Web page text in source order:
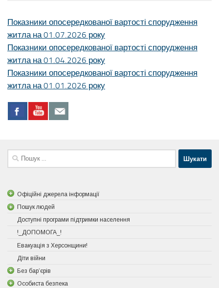
Показники опосередкованої вартості спорудження
житла на 01.07.2026 року
Показники опосередкованої вартості спорудження
житла на 01.04.2026 року
Показники опосередкованої вартості спорудження
житла на 01.01.2026 року
Пошук:
Офіційні джерела інформації
Пошук людей
Доступні програми підтримки населення
!_ДОПОМОГА_!
Евакуація з Херсонщини!
Діти війни
Без бар’єрів
Особиста безпека